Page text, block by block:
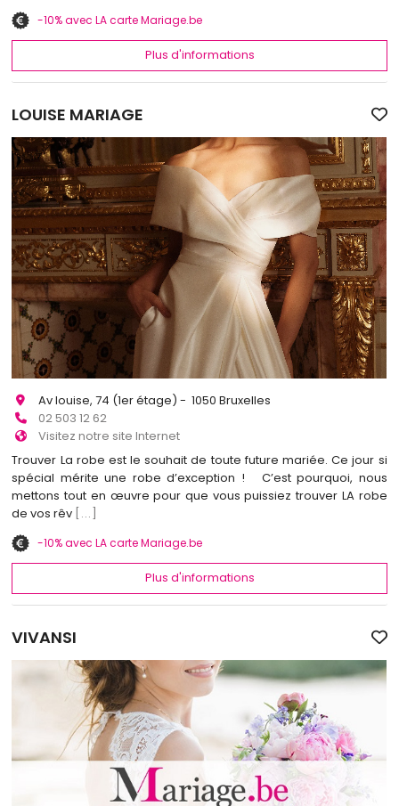
-10% avec LA carte Mariage.be
Plus d'informations
LOUISE MARIAGE
Av louise, 74 (1er étage) - 1050 Bruxelles
02 503 12 62
Visitez notre site Internet
Trouver La robe est le souhait de toute future mariée. Ce jour si
spécial mérite une robe d’exception ! C’est pourquoi, nous
mettons tout en œuvre pour que vous puissiez trouver LA robe
de vos rêv [...]
-10% avec LA carte Mariage.be
Plus d'informations
VIVANSI